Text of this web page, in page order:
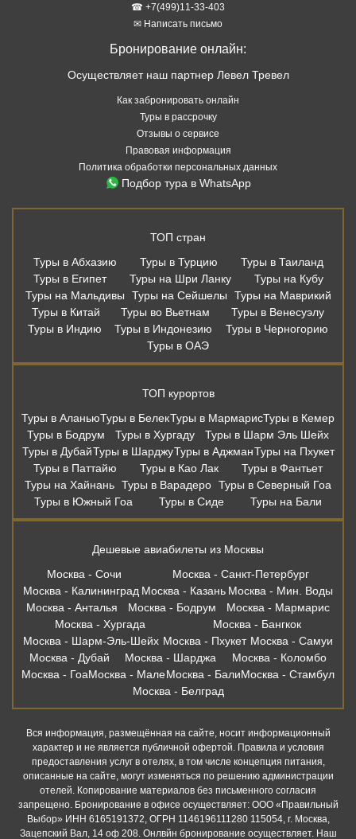
☎ +7(499)11-33-403
✉ Написать письмо
Бронирование онлайн:
Осуществляет наш партнер Левел Тревел
Как забронировать онлайн
Туры в рассрочку
Отзывы о сервисе
Правовая информация
Политика обработки персональных данных
Подбор тура в WhatsApp
ТОП стран
Туры в Абхазию
Туры в Турцию
Туры в Таиланд
Туры в Египет
Туры на Шри Ланку
Туры на Кубу
Туры на Мальдивы
Туры на Сейшелы
Туры на Маврикий
Туры в Китай
Туры во Вьетнам
Туры в Венесуэлу
Туры в Индию
Туры в Индонезию
Туры в Черногорию
Туры в ОАЭ
ТОП курортов
Туры в АланьюТуры в БелекТуры в МармарисТуры в Кемер
Туры в Бодрум
Туры в Хургаду
Туры в Шарм Эль Шейх
Туры в ДубайТуры в ШарджуТуры в АджманТуры на Пхукет
Туры в Паттайю
Туры в Као Лак
Туры в Фантьет
Туры на Хайнань Туры в Варадеро Туры в Северный Гоа
Туры в Южный Гоа
Туры в Сиде Туры на Бали
Дешевые авиабилеты из Москвы
Москва - Сочи
Москва - Санкт-Петербург
Москва - Калининград Москва - Казань Москва - Мин. Воды
Москва - Анталья
Москва - Бодрум
Москва - Мармарис
Москва - Хургада
Москва - Бангкок
Москва - Шарм-Эль-Шейх Москва - Пхукет Москва - Самуи
Москва - Дубай
Москва - Шарджа
Москва - Коломбо
Москва - ГоаМосква - МалеМосква - БалиМосква - Стамбул
Москва - Белград
Вся информация, размещённая на сайте, носит информационный
характер и не является публичной офертой. Правила и условия
предоставления услуг в отелях, в том числе концепция питания,
описанные на сайте, могут изменяться по решению администрации
отелей. Копирование материалов без письменного согласия
запрещено. Бронирование в офисе осуществляет: ООО «Правильный
Выбор» ИНН 6165191372, ОГРН 1146196111280 115054, г. Москва,
Зацепский Вал, 14 оф 208. Онлвйн бронирование осуществляет. Наш